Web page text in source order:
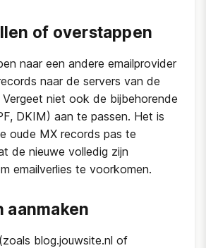
of overstappen
naar een andere emailprovider
naar de servers van de
Vergeet niet ook de bijbehorende
DKIM) aan te passen. Het is
oude MX records pas te
de nieuwe volledig zijn
emailverlies te voorkomen.
aanmaken
blog.jouwsite.nl of